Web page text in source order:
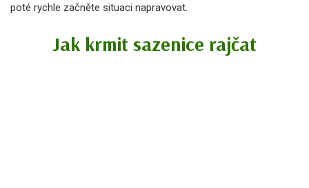
poté rychle začněte situaci napravovat.
Jak krmit sazenice rajčat